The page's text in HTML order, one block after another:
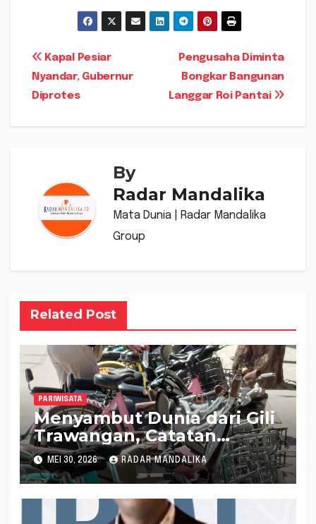
Navigasi
pos
Pengusaha Diminta
Bongkar Bangunan
Langgar Roi Pantai
Kapal Pesiar
Nyandar, Gubernur
Diprotes
By
Radar Mandalika
Mata Dunia | Radar Mandalika
Group
Related Post
PARIWISATA
Menyambut Dunia dari Gili
Trawangan, Catatan
Menjelang Famtrip 2026
MEI 30, 2026 RADAR MANDALIKA